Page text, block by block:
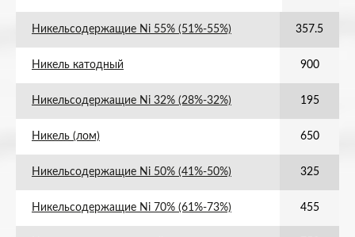
Никельсодержащие Ni 55% (51%-55%) 357.5
Никель катодный 900
Никельсодержащие Ni 32% (28%-32%) 195
Никель (лом) 650
Никельсодержащие Ni 50% (41%-50%) 325
Никельсодержащие Ni 70% (61%-73%) 455